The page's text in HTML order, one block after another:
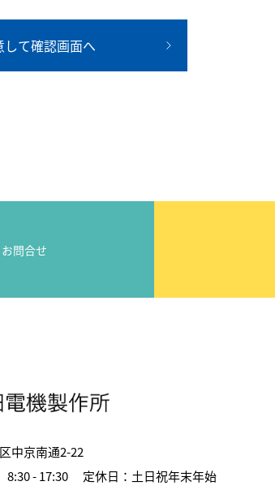
て確認画面へ
問合せ
中京南通2-22
- 17:30 定休日：土日祝年末年始